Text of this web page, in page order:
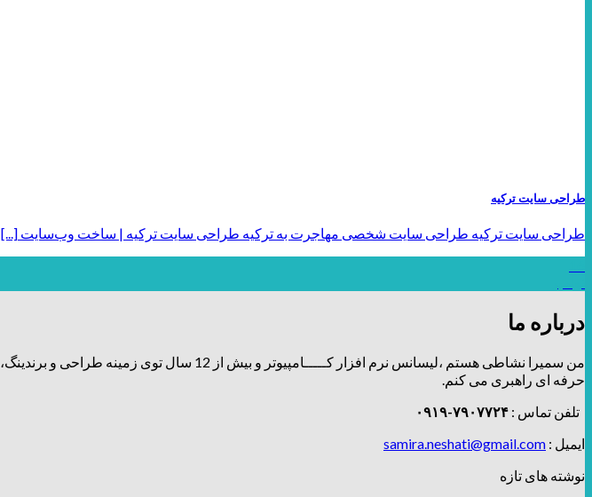
طراحی سایت ترکیه
طراحی سایت ترکیه طراحی سایت شخصی مهاجرت به ترکیه طراحی سایت ترکیه | ساخت وب‌سایت [...]
درباره ما
من سمیرا نشاطی هستم ،لیسانس نرم افزار کـــــامپیوتر و بیش از 12 سال توی زمینه طراحی و برندینگ، فعالیت دارم و تیــــــم طراحـــــی و دیزاین
حرفه ای راهبری می کنم.
تلفن تماس : ۷۹۰۷۷۲۴-۰۹۱۹
ایمیل : samira.neshati@gmail.com
نوشته های تازه